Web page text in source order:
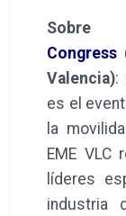
Sobre
Congress
Valencia):
es el
la
EME VLC
líderes
industria